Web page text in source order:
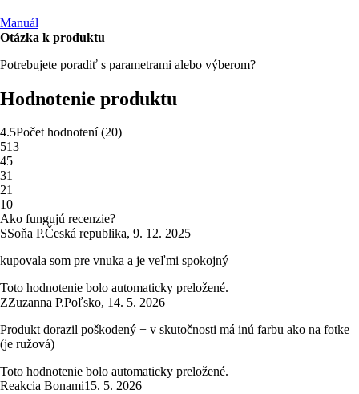
Manuál
Otázka k produktu
Potrebujete poradiť s parametrami alebo výberom?
Hodnotenie produktu
4.5Počet hodnotení(20)
513
45
31
21
10
Ako fungujú recenzie?
SSoňa P.Česká republika, 9. 12. 2025
kupovala som pre vnuka a je veľmi spokojný
Toto hodnotenie bolo automaticky preložené.
ZZuzanna P.Poľsko, 14. 5. 2026
Produkt dorazil poškodený + v skutočnosti má inú farbu ako na fotke
(je ružová)
Toto hodnotenie bolo automaticky preložené.
Reakcia Bonami15. 5. 2026